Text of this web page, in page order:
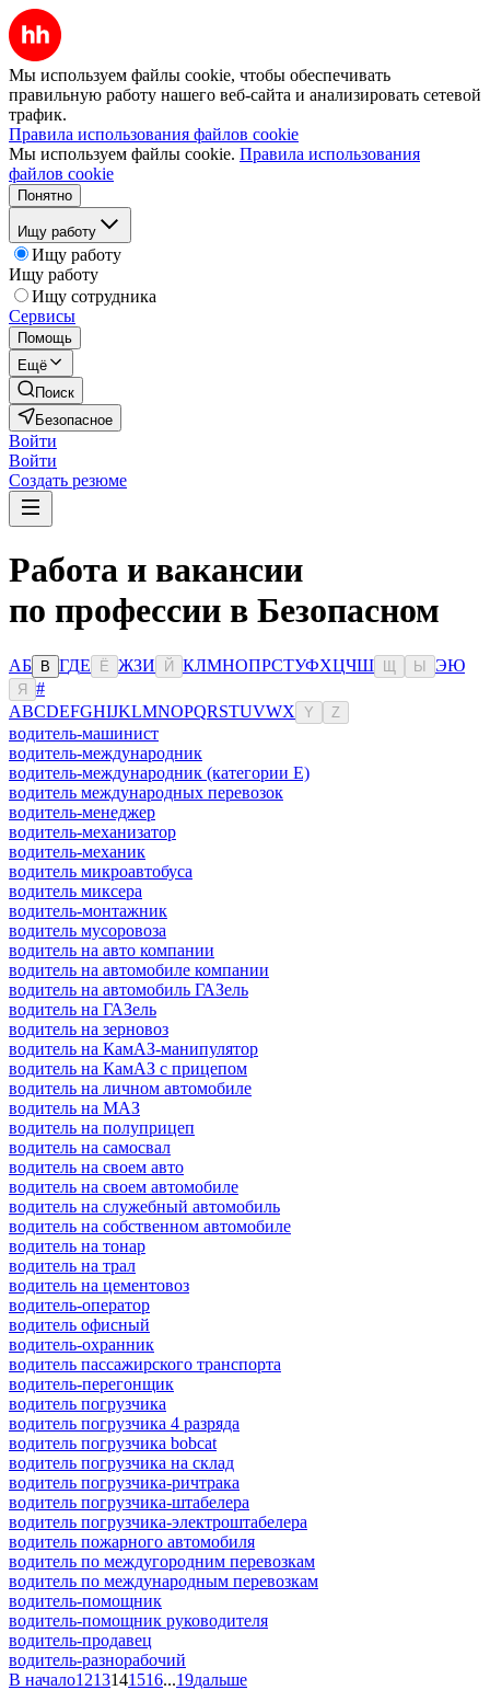
Мы используем файлы cookie, чтобы обеспечивать
правильную работу нашего веб-сайта и анализировать сетевой
трафик.
Правила использования файлов cookie
Мы используем файлы cookie. Правила использования
файлов cookie
Понятно
Ищу работу
Ищу работу
Ищу работу
Ищу сотрудника
Сервисы
Помощь
Ещё
Поиск
Безопасное
Войти
Войти
Создать резюме
Работа и вакансии
по профессии в Безопасном
АБ В ГДЕ Ё ЖЗИ Й КЛМНОПРСТУФХЦЧШ Ы ЭЮ
Я
#
ABCDEFGHIJKLMNOPQRSTUVWX Y Z
водитель-машинист
водитель-международник
водитель-международник (категории Е)
водитель международных перевозок
водитель-менеджер
водитель-механизатор
водитель-механик
водитель микроавтобуса
водитель миксера
водитель-монтажник
водитель мусоровоза
водитель на авто компании
водитель на автомобиле компании
водитель на автомобиль ГАЗель
водитель на ГАЗель
водитель на зерновоз
водитель на КамАЗ-манипулятор
водитель на КамАЗ с прицепом
водитель на личном автомобиле
водитель на МАЗ
водитель на полуприцеп
водитель на самосвал
водитель на своем авто
водитель на своем автомобиле
водитель на служебный автомобиль
водитель на собственном автомобиле
водитель на тонар
водитель на трал
водитель на цементовоз
водитель-оператор
водитель офисный
водитель-охранник
водитель пассажирского транспорта
водитель-перегонщик
водитель погрузчика
водитель погрузчика 4 разряда
водитель погрузчика bobcat
водитель погрузчика на склад
водитель погрузчика-ричтрака
водитель погрузчика-штабелера
водитель погрузчика-электроштабелера
водитель пожарного автомобиля
водитель по междугородним перевозкам
водитель по международным перевозкам
водитель-помощник
водитель-помощник руководителя
водитель-продавец
водитель-разнорабочий
В начало1213141516...19дальше